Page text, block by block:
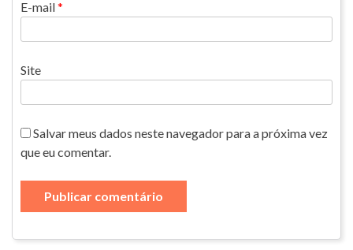
E-mail*
Site
Salvar meus dados neste navegador para a próxima vez
que eu comentar.